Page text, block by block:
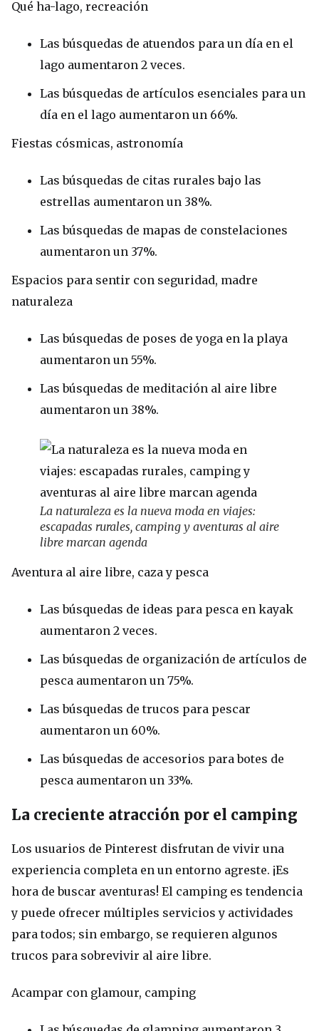
Qué ha-lago, recreación
Las búsquedas de atuendos para un día en el
lago aumentaron 2 veces.
Las búsquedas de artículos esenciales para un
día en el lago aumentaron un 66%.
Fiestas cósmicas, astronomía
Las búsquedas de citas rurales bajo las
estrellas aumentaron un 38%.
Las búsquedas de mapas de constelaciones
aumentaron un 37%.
Espacios para sentir con seguridad, madre
naturaleza
Las búsquedas de poses de yoga en la playa
aumentaron un 55%.
Las búsquedas de meditación al aire libre
aumentaron un 38%.
La naturaleza es la nueva moda en viajes:
escapadas rurales, camping y aventuras al aire
libre marcan agenda
Aventura al aire libre, caza y pesca
Las búsquedas de ideas para pesca en kayak
aumentaron 2 veces.
Las búsquedas de organización de artículos de
pesca aumentaron un 75%.
Las búsquedas de trucos para pescar
aumentaron un 60%.
Las búsquedas de accesorios para botes de
pesca aumentaron un 33%.
La creciente atracción por el camping
Los usuarios de Pinterest disfrutan de vivir una
experiencia completa en un entorno agreste. ¡Es
hora de buscar aventuras! El camping es tendencia
y puede ofrecer múltiples servicios y actividades
para todos; sin embargo, se requieren algunos
trucos para sobrevivir al aire libre.
Acampar con glamour, camping